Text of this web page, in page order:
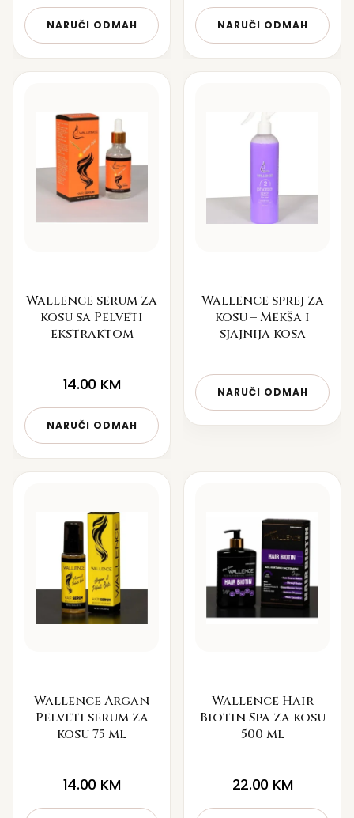
NARUČI ODMAH NARUČI ODMAH
Wallence serum za
kosu sa Pelveti
ekstraktom
14.00 KM
NARUČI ODMAH
Wallence sprej za
kosu – Mekša i
sjajnija kosa
NARUČI ODMAH
Wallence Argan
Pelveti serum za
kosu 75 ml
14.00 KM
Wallence Hair
Biotin Spa za kosu
500 ml
22.00 KM